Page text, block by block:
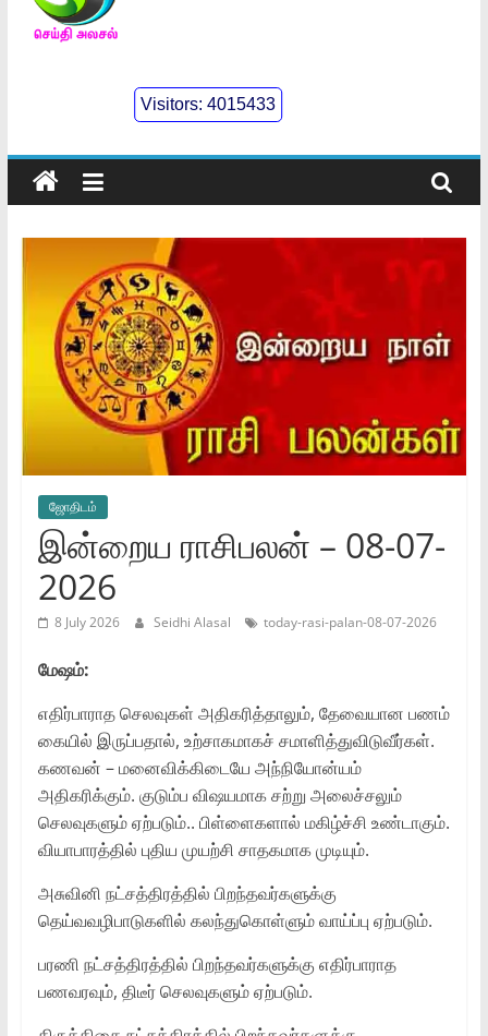
செய்திஅலசல்
Seidhialasal
Tamil
Online
NewsPaper
Visitors:4015433
ஜோ‌திட‌ம்
இன்றைய ராசிபலன் – 08-07-
2026
8 July 2026 Seidhi Alasal today-rasi-palan-08-07-2026
மேஷம்:
எதிர்பாராத செலவுகள் அதிகரித்தாலும், தேவையான பணம்
கையில் இருப்பதால், உற்சாகமாகச் சமாளித்துவிடுவீர்கள்.
கணவன் – மனைவிக்கிடையே அந்நியோன்யம்
அதிகரிக்கும். குடும்ப விஷயமாக சற்று அலைச்சலும்
செலவுகளும் ஏற்படும்.. பிள்ளைகளால் மகிழ்ச்சி உண்டாகும்.
வியாபாரத்தில் புதிய முயற்சி சாதகமாக முடியும்.
அசுவினி நட்சத்திரத்தில் பிறந்தவர்களுக்கு
தெய்வவழிபாடுகளில் கலந்துகொள்ளும் வாய்ப்பு ஏற்படும்.
பரணி நட்சத்திரத்தில் பிறந்தவர்களுக்கு எதிர்பாராத
பணவரவும், திடீர் செலவுகளும் ஏற்படும்.